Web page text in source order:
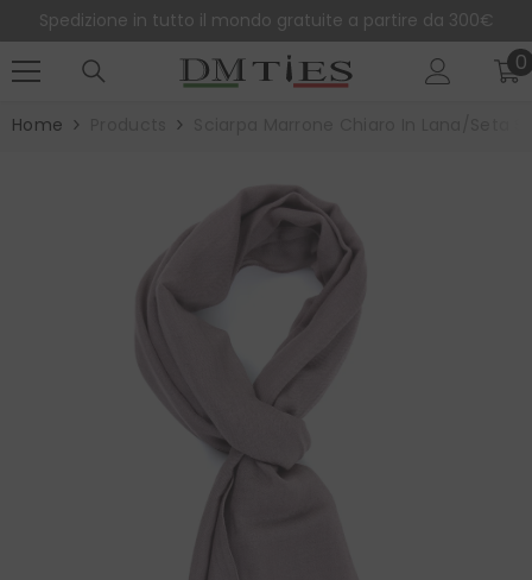
Spedizione in tutto il mondo gratuite a partire da 300€
00
Home